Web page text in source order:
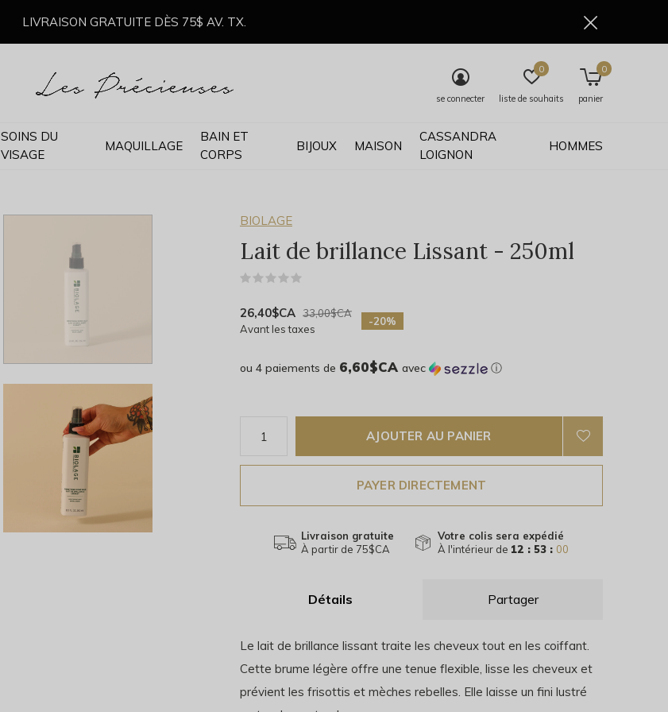
SOINS DU
VISAGE
MAQUILLAGE
BAIN ET
CORPS
BIJOUX MAISON
CASSANDRA
LOIGNON
HOMMES
se connecter liste de souhaits
0
panier
0
LIVRAISON GRATUITE DÈS 75$ AV. TX.
BIOLAGE
Lait de brillance Lissant - 250ml
26,40$CA 33,00$CA
Avant les taxes
-20%
ou 4 paiements de 6,60$CA avec ⓘ
AJOUTER AU PANIER
PAYER DIRECTEMENT
Livraison gratuite
À partir de 75$CA
Votre colis sera expédié
À l'intérieur de 12 : 52 : 59
Détails Partager
Le lait de brillance lissant traite les cheveux tout en les coiffant.
Cette brume légère offre une tenue flexible, lisse les cheveux et
prévient les frisottis et mèches rebelles. Elle laisse un fini lustré